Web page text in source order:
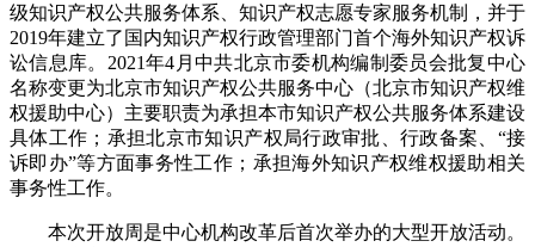
级知识产权公共服务体系、知识产权志愿专家服务机制，并于
2019年建立了国内知识产权行政管理部门首个海外知识产权诉
讼信息库。2021年4月中共北京市委机构编制委员会批复中心
名称变更为北京市知识产权公共服务中心（北京市知识产权维
权援助中心）主要职责为承担本市知识产权公共服务体系建设
具体工作；承担北京市知识产权局行政审批、行政备案、“接
诉即办”等方面事务性工作；承担海外知识产权维权援助相关
事务性工作。
本次开放周是中心机构改革后首次举办的大型开放活动。